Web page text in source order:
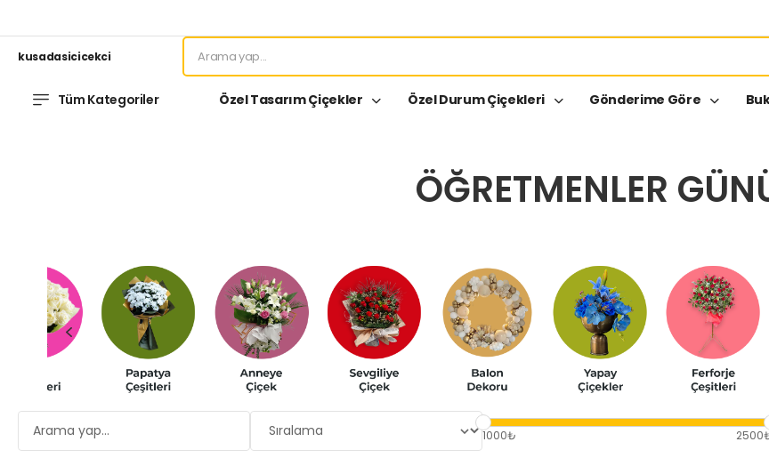
kusadasicicekci
Tüm Kategoriler Özel Tasarım Çiçekler Özel Durum Çiçekleri Gönderime Göre
ÖĞRETMENLER
1000₺